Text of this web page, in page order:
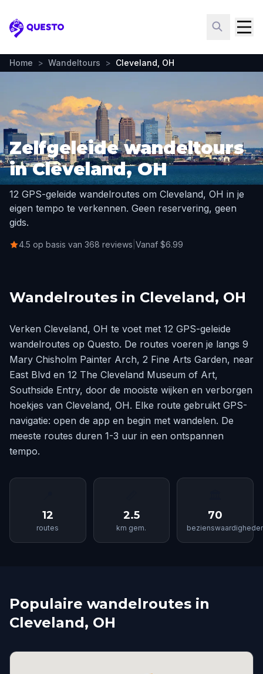
Questo
Home > Wandeltours > Cleveland, OH
Zelfgeleide wandeltours
in Cleveland, OH
12 GPS-geleide wandelroutes om Cleveland, OH in je
eigen tempo te verkennen. Geen reservering, geen
gids.
4.5 op basis van 368 reviews Vanaf $6.99
Wandelroutes in Cleveland, OH
Verken Cleveland, OH te voet met 12 GPS-geleide
wandelroutes op Questo. De routes voeren je langs 9
Mary Chisholm Painter Arch, 2 Fine Arts Garden, near
East Blvd en 12 The Cleveland Museum of Art,
Southside Entry, door de mooiste wijken en verborgen
hoekjes van Cleveland, OH. Elke route gebruikt GPS-
navigatie: open de app en begin met wandelen. De
meeste routes duren 1-3 uur in een ontspannen
tempo.
12
routes
2.5
km gem.
70
Populaire wandelroutes in
Cleveland, OH